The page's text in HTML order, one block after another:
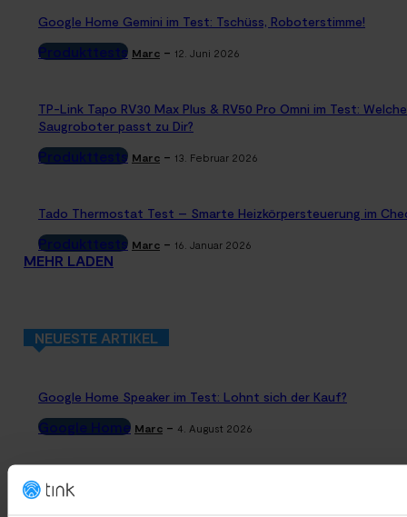
Google Home Gemini im Test: Tschüss, Roboterstimme!
Produkttests Marc - 12. Juni 2026
TP-Link Tapo RV30 Max Plus & RV50 Pro Omni im Test:
Saugroboter passt zu Dir?
Produkttests Marc - 13. Februar 2026
Tado Thermostat Test – Smarte Heizkörpersteuerung im
Produkttests Marc - 16. Januar 2026
MEHR LADEN
NEUESTE ARTIKEL
Google Home Speaker im Test: Lohnt sich der Kauf?
Google Home Marc - 4. August 2026
Rauchmelder Test 2026: Die besten smarten Modelle für Dein
Zuhause